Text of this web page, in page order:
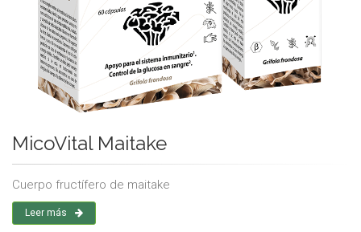
MicoVital Maitake
Cuerpo fructífero de maitake
Leer más